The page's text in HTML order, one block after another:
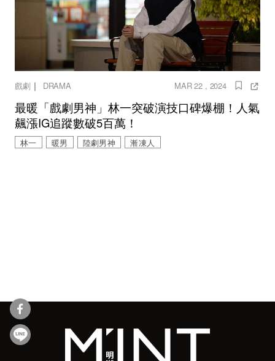
戲劇｜ DRAMA MAR 22 , 2024
最暖「戲劇男神」林一突破演技口碑爆棚！人氣
飆漲IG追蹤數破5百萬！
林一 暖男 陸劇男神 漸凍人